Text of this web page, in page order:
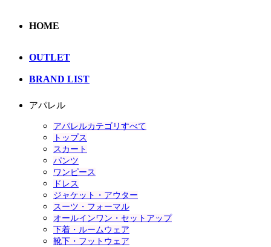
HOME
OUTLET
BRAND LIST
アパレル
アパレルカテゴリすべて
トップス
スカート
パンツ
ワンピース
ドレス
ジャケット・アウター
スーツ・フォーマル
オールインワン・セットアップ
下着・ルームウェア
靴下・フットウェア